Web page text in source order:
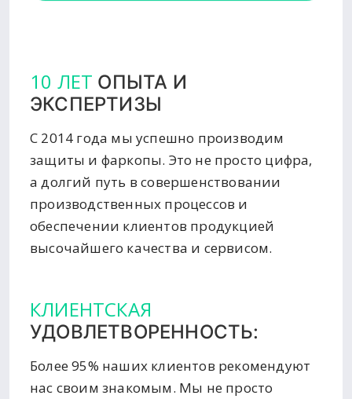
10 ЛЕТ ОПЫТА И
ЭКСПЕРТИЗЫ
С 2014 года мы успешно производим
защиты и фаркопы. Это не просто цифра,
а долгий путь в совершенствовании
производственных процессов и
обеспечении клиентов продукцией
высочайшего качества и сервисом.
КЛИЕНТСКАЯ
УДОВЛЕТВОРЕННОСТЬ:
Более 95% наших клиентов рекомендуют
нас своим знакомым. Мы не просто